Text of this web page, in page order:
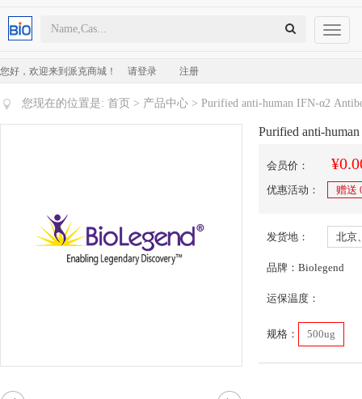
您好，欢迎来到派克商城！ 请登录 注册
Toggle
您现在的位置是: 首页 > 产品中心 > Purified anti-human IFN-α2
Purified anti-
会员价：
优惠活动： 赠送
发货地： 北京
品牌：Biolegend
运保温度：
规格： 500ug